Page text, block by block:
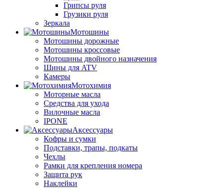
Грипсы руля
Грузики руля
Зеркала
Мотошины
Мотошины дорожные
Мотошины кроссовые
Мотошины двойного назначения
Шины для ATV
Камеры
Мотохимия
Моторные масла
Средства для ухода
Вилочные масла
IPONE
Аксессуары
Кофры и сумки
Подставки, трапы, подкаты
Чехлы
Рамки для крепления номера
Защита рук
Наклейки